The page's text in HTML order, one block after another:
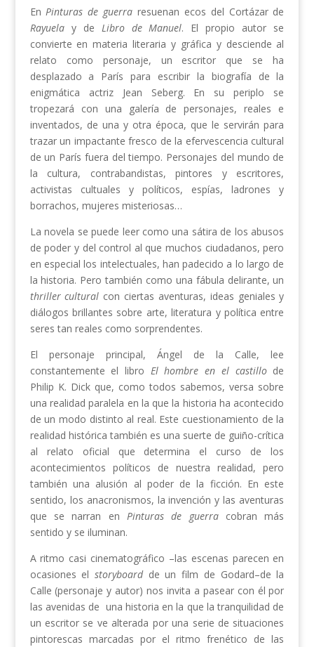
EnPinturas de guerra resuenan ecos del Cortázar de
Rayuela y de Libro de Manuel. El propio autor se
convierte en materia literaria y gráfica y desciende al
relato como personaje, un escritor que se ha
desplazado a París para escribir la biografía de la
enigmática actriz Jean Seberg. En su periplo se
tropezará con una galería de personajes, reales e
inventados, de una y otra época, que le servirán para
trazar un impactante fresco de la efervescencia cultural
de un París fuera del tiempo. Personajes del mundo de
la cultura, contrabandistas, pintores y escritores,
activistas cultuales y políticos, espías, ladrones y
borrachos, mujeres misteriosas…
La novela se puede leer como una sátira de los abusos
de poder y del control al que muchos ciudadanos, pero
en especial los intelectuales, han padecido a lo largo de
la historia. Pero también como una fábula delirante, un
thriller cultural con ciertas aventuras, ideas geniales y
diálogos brillantes sobre arte, literatura y política entre
seres tan reales como sorprendentes.
El personaje principal, Ángel de la Calle, lee
constantemente el libro El hombre en el castillo de
Philip K. Dick que, como todos sabemos, versa sobre
una realidad paralela en la que la historia ha acontecido
de un modo distinto al real. Este cuestionamiento de la
realidad histórica también es una suerte de guiño-crítica
al relato oficial que determina el curso de los
acontecimientos políticos de nuestra realidad, pero
también una alusión al poder de la ficción. En este
sentido, los anacronismos, la invención y las aventuras
que se narran en Pinturas de guerracobran más
sentido y se iluminan.
A ritmo casi cinematográfico –las escenas parecen en
ocasiones elstoryboard de un film de Godard–de la
Calle (personaje y autor) nos invita a pasear con él por
las avenidas de una historia en la que la tranquilidad de
un escritor se ve alterada por una serie de situaciones
pintorescas marcadas por el ritmo frenético de las